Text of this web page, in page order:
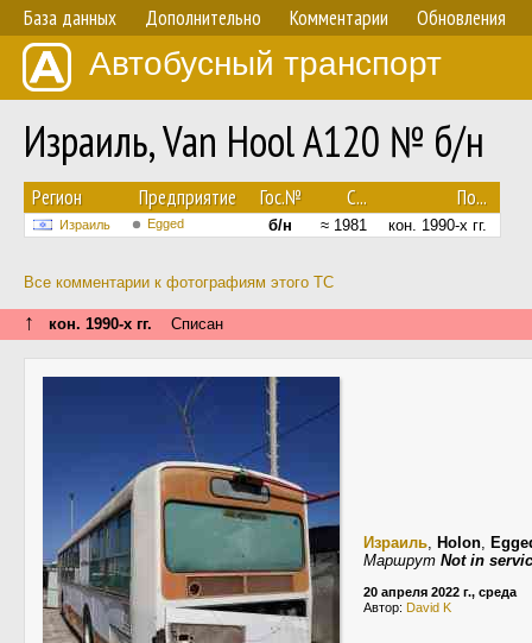
База данных Дополнительно Комментарии Обновления
Автобусный транспорт
Израиль, Van Hool A120 № б/н
Регион Предприятие Гос.№ С... По...
Израиль Egged б/н ≈ 1981 кон. 1990-х гг.
Все комментарии к фотографиям этого ТС
↑ кон. 1990-х гг. Списан
Израиль, Holon,
Маршрут Not in
20 апреля 2022 г., среда
Автор: David K